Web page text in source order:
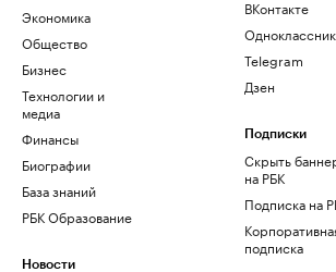
Экономика
Общество
Бизнес
Технологии и
медиа
Финансы
Биографии
База знаний
РБК Образование
Новости
ВКонтакте
Telegram
Дзен
Подписки
Скрыть
на РБК
Подписка на
подписка